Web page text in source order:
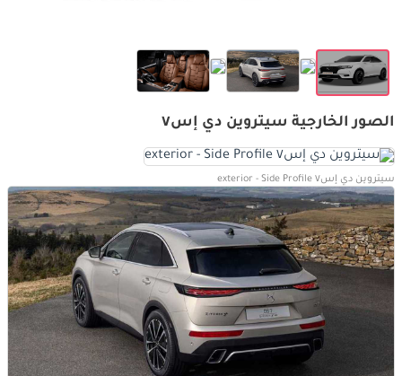
الصور الخارجية سيتروين دي إس٧
سيتروين دي إس٧ exterior - Side Profile